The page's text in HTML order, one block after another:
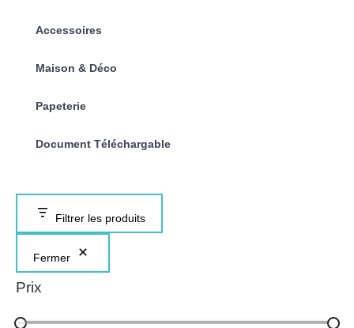
Accessoires
Maison & Déco
Papeterie
Document Téléchargable
Filtrer les produits
Fermer
Prix